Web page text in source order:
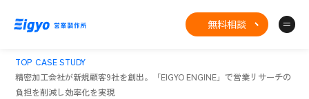
無料相談
TOP CASE STUDY
精密加工会社が新規顧客9社を創出。「EIGYO ENGINE」で営業リサーチの
負担を削減し効率化を実現